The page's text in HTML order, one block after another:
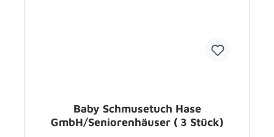
Baby Schmusetuch Hase
GmbH/Seniorenhäuser ( 3 Stück)